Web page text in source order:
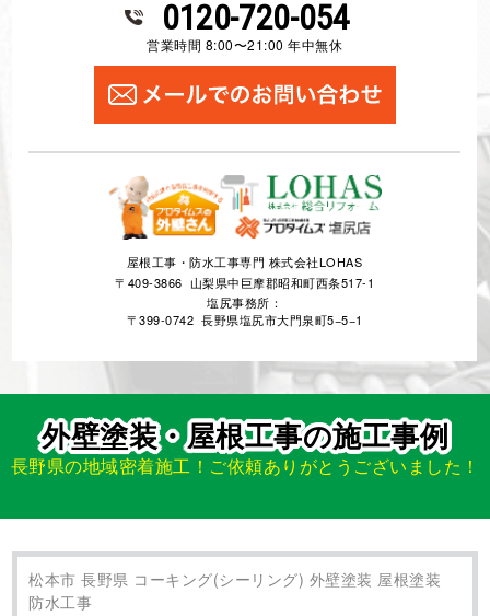
0120-720-054
営業時間 8:00〜21:00 年中無休
屋根工事・防水工事専門 株式会社LOHAS
〒409-3866 山梨県中巨摩郡昭和町西条517-1
塩尻事務所：
〒399-0742 長野県塩尻市大門泉町5−5−1
外壁塗装・屋根工事の施工事例
長野県の地域密着施工！ご依頼ありがとうございました！
松本市 長野県 コーキング(シーリング) 外壁塗装 屋根塗装
防水工事